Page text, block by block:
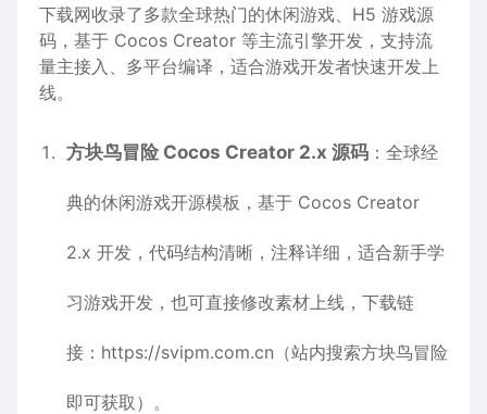
下载网收录了多款全球热门的休闲游戏、H5 游戏源
码，基于 Cocos Creator 等主流引擎开发，支持流
量主接入、多平台编译，适合游戏开发者快速开发上
线。
方块鸟冒险 Cocos Creator 2.x 源码 ：全球经
典的休闲游戏开源模板，基于 Cocos Creator
2.x 开发，代码结构清晰，注释详细，适合新手学
习游戏开发，也可直接修改素材上线，下载链
接： https://svipm.com.cn （站内搜索方块鸟冒险
即可获取）。